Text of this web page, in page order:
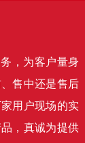
，为客户量身
售中还是售后
用户现场的实
，真诚为提供